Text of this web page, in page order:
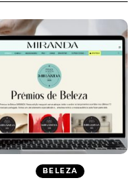
BELEZA